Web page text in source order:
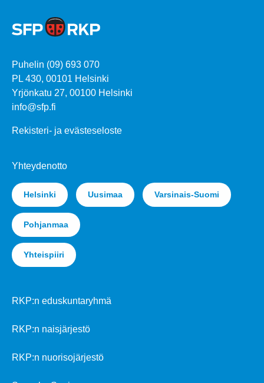
Puhelin (09) 693 070
PL 430, 00101 Helsinki
Yrjönkatu 27, 00100 Helsinki
info@sfp.fi
Rekisteri- ja evästeseloste
Yhteydenotto
Helsinki Uusimaa Varsinais-Suomi
Pohjanmaa
Yhteispiiri
RKP:n eduskuntaryhmä
RKP:n naisjärjestö
RKP:n nuorisojärjestö